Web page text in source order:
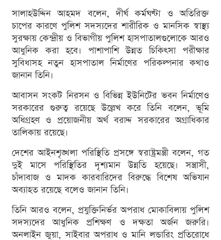
সালাহউদ্দিন আহমদ বলেন, দীর্ঘ কর্মঘণ্টা ও অতিরিক্ত
চাপের কারণে পুলিশ সদস্যদের শারীরিক ও মানসিক স্বাস্থ্য
সুরক্ষায় কেন্দ্রীয় ও বিভাগীয় পুলিশ হাসপাতালগুলোকে আরও
আধুনিক করা হবে। পাশাপাশি উন্নত চিকিৎসা পরীক্ষার
সুবিধাসহ নতুন হাসপাতাল নির্মাণের পরিকল্পনার কথাও
জানান তিনি।
আবাসন সংকট নিরসন ও বিভিন্ন ইউনিটের ভবন নির্মাণেও
সরকারের গুরুত্ব রয়েছে উল্লেখ করে তিনি বলেন, ভূমি
অধিগ্রহণ ও প্রয়োজনীয় অর্থ বরাদ্দ সরকারের অগ্রাধিকার
তালিকায় রয়েছে।
দেশের আইনশৃঙ্খলা পরিস্থিতি প্রসঙ্গে স্বরাষ্ট্রমন্ত্রী বলেন, গত
দুই মাসে পরিস্থিতির দৃশ্যমান উন্নতি হয়েছে। সন্ত্রাসী,
চাঁদাবাজ ও মাদক কারবারিদের বিরুদ্ধে বিশেষ অভিযান
অব্যাহত রয়েছে বলেও জানান তিনি।
তিনি আরও বলেন, প্রযুক্তিনির্ভর অপরাধ মোকাবিলায় পুলিশ
সদস্যদের আধুনিক প্রশিক্ষণ ও দক্ষতা অর্জন জরুরি।
অনলাইন জুয়া, সাইবার অপরাধ ও মানি লন্ডারিং প্রতিরোধে